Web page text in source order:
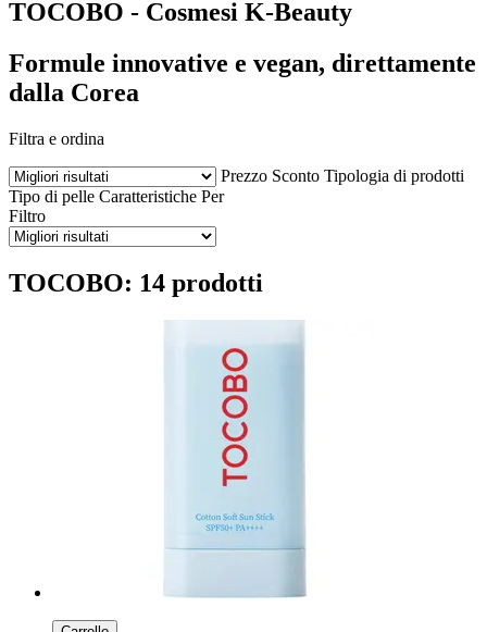
TOCOBO - Cosmesi K-Beauty
Formule innovative e vegan, direttamente
dalla Corea
Filtra e ordina
Prezzo Sconto Tipologia di prodotti
Tipo di pelle Caratteristiche Per
Filtro
TOCOBO: 14 prodotti